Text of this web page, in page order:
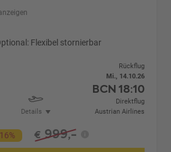
Flexibel stornierbar
Details
Rückflug
Mi., 14.10.26
BCN 18:10
Direktflug
Austrian Airlines
€ 999,-